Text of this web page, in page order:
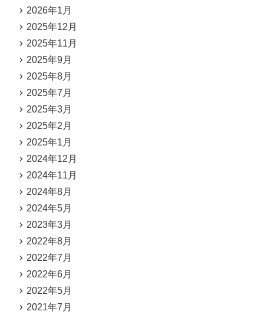
2026年1月
2025年12月
2025年11月
2025年9月
2025年8月
2025年7月
2025年3月
2025年2月
2025年1月
2024年12月
2024年11月
2024年8月
2024年5月
2023年3月
2022年8月
2022年7月
2022年6月
2022年5月
2021年7月